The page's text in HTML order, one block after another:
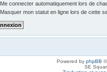
Me connecter automatiquement lors de
Masquer mon statut en ligne lors de cette
Powered by phpBB
SE